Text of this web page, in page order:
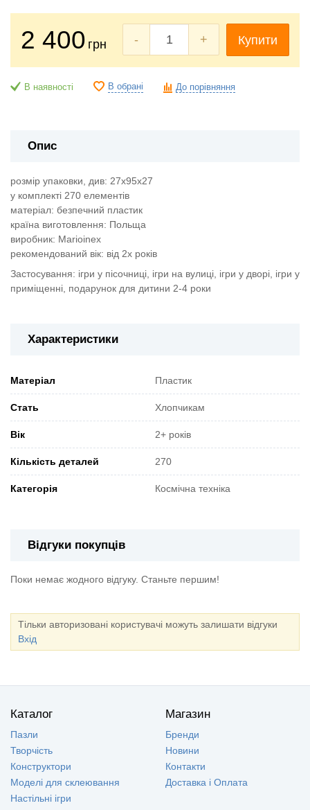
2 400 грн - + Купити
В наявності В обрані До порівняння
Опис
розмір упаковки, див: 27х95х27
у комплекті 270 елементів
матеріал: безпечний пластик
країна виготовлення: Польща
виробник: Marioinex
рекомендований вік: від 2х років
Застосування: ігри у пісочниці, ігри на вулиці, ігри у дворі, ігри у
приміщенні, подарунок для дитини 2-4 роки
Характеристики
Матеріал Пластик
Стать Хлопчикам
Вік 2+ років
Кількість деталей 270
Категорія Космічна техніка
Відгуки покупців
Поки немає жодного відгуку. Станьте першим!
Тільки авторизовані користувачі можуть залишати відгуки
Вхід
Каталог
Пазли
Творчість
Конструктори
Моделі для склеювання
Настільні ігри
Магазин
Бренди
Новини
Контакти
Доставка і Оплата